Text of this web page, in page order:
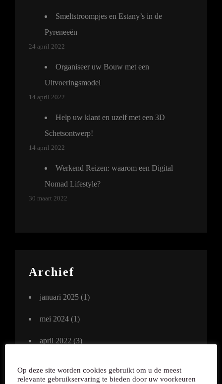
Smeltstroompjes en Estany’s in de
Pyreneeën
24 april 2022
Organiseer uw Bouw met een
Uitvoeringsmodel
14 april 2022
Help uw klant en uzelf met een 3D
Schetsontwerp!
14 april 2022
Werkend Reizen: waarom een Digital
Nomad Lifestyle?
30 maart 2022
Archief
januari 2025 (1)
mei 2024 (1)
april 2022 (3)
Op deze site worden cookies gebruikt om u de meest
relevante gebruikservaring te bieden door uw voorkeuren